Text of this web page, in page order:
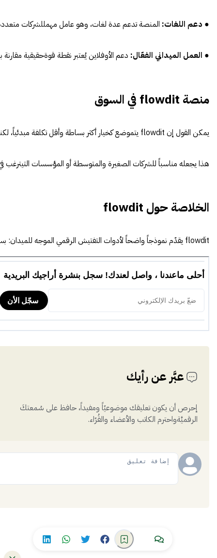
● دعم اللغات: المنصة تدعم عدة لغات، وهو عامل مهمللشركات
● العمل الميداني الفعال: دعم الأوفلاين يُعتبر نقطة قوةحقيقية
منصة flowdit في السوق
يمكن القول إن flowdit يتموضع كخيار أكثر بساطة وأقل تكلفة مبدئياً، لكنه يفتقر إلى قاعدة مستخدمين واسعة أو تكاملات عميقة جاهزةمسبقاً.
هذا يجعله مناسباً للشركات الصغيرة والمتوسطة أو المؤسسات
الخلاصة حول flowdit
flowdit يقدّم نموذجاً واضحاً لأدوات التفتيش الرقمي الموجه للميدان: بسيط، عملي، وقابل للتوسع إلى حدمعين. نقاط قوته تكمن في سهولة الاستخدام ودعم الأوفلاين، بينما أبرز تحدياته تتعلق بالانتشار، التكلفة عندالتوسع، وحاجة بعض الشركات لتكاملات أعمق
عبَّر عن رأيك
إحرص أن يكون تعليقك موضوعيّاً ومفيداً، حافظ على سُمعتكَ
الرقميَّةواحترم الكاتب والأعضاء والقُرّاء.